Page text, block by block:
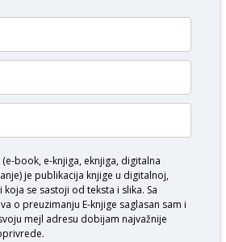
book, e-knjiga, eknjiga, digitalna
je publikacija knjige u digitalnoj,
se sastoji od teksta i slika. Sa
o preuzimanju E-knjige saglasan sam i
mejl adresu dobijam najvažnije